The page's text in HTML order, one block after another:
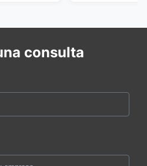
consulta